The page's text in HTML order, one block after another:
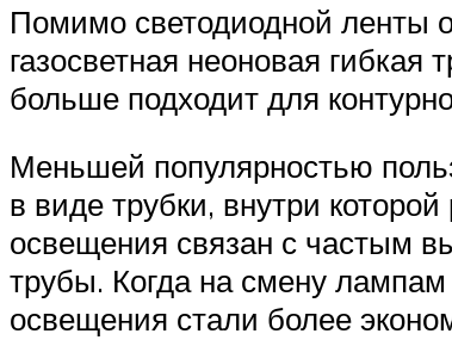
Помимо светодиодной ленты
газосветная неоновая
больше подходит для
Меньшей популярностью
в виде трубки, внутри
освещения связан с частым
трубы. Когда на смену
освещения стали более